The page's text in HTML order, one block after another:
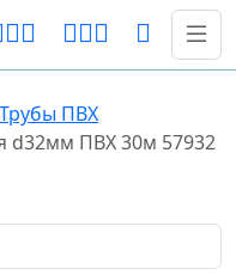
Трубы ПВХ
d32мм ПВХ 30м 57932
артикулу